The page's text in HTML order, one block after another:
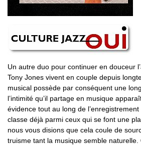
Un autre duo pour continuer en douceur
Tony Jones vivent en couple depuis
musical possède par conséquent une
l’intimité qu’il partage en musique
évidence tout au long de l’enregistrement
classe déjà parmi ceux qui se font une
nous vous disions que cela coule de
truisme tant la musique semble naturelle.